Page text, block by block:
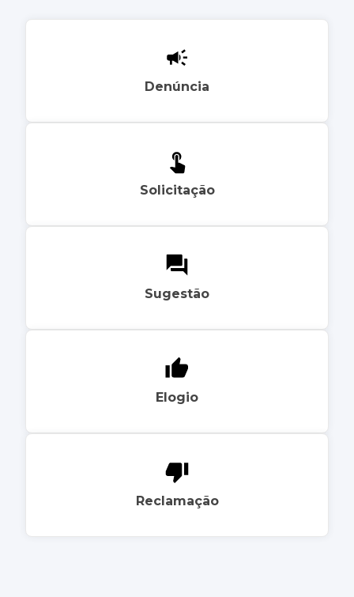
Denúncia
Solicitação
Sugestão
Elogio
Reclamação